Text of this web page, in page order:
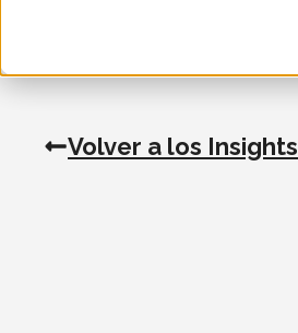
Volver a los Insights